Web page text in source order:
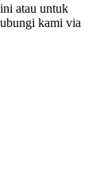
ini atau untuk
kami via